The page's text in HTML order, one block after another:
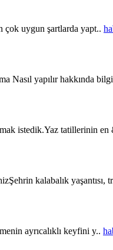
çok uygun şartlarda yapt..
Nasıl yapılır hakkında
istedik.Yaz tatillerinin en
kalabalık yaşantısı,
ayrıcalıklı keyfini y..